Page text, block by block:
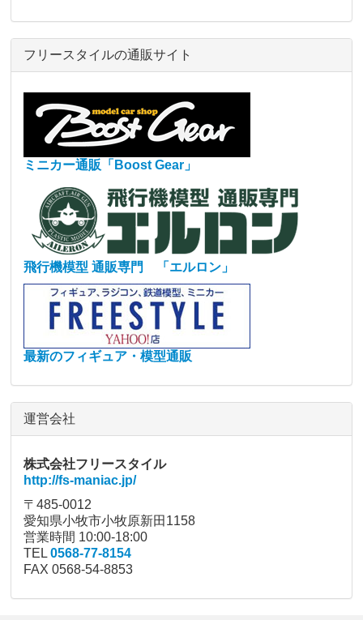
フリースタイルの通販サイト
ミニカー通販「Boost Gear」
飛行機模型 通販専門 「エルロン」
最新のフィギュア・模型通販
運営会社
株式会社フリースタイル
http://fs-maniac.jp/
〒485-0012
愛知県小牧市小牧原新田1158
営業時間 10:00-18:00
TEL0568-77-8154
FAX 0568-54-8853